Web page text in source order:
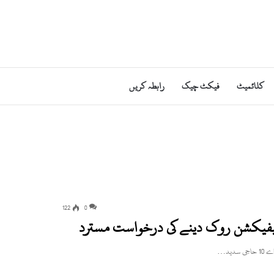
کلائمیٹ فیکٹ چیک رابطہ کریں
0
122
روک دینے کی درخواست مسترد